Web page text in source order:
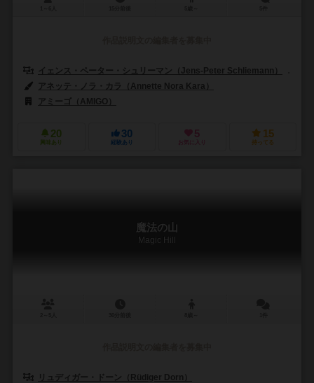
イェンス・ペーター・シュリーマン（Jens-Peter Schliemann）
アネッテ・ノラ・カラ（Annette Nora Kara）
アミーゴ（AMIGO）
20
興味あり
30
経験あり
5
お気に入り
15
持ってる
魔法の山
Magic Hill
リュディガー・ドーン（Rüdiger Dorn）